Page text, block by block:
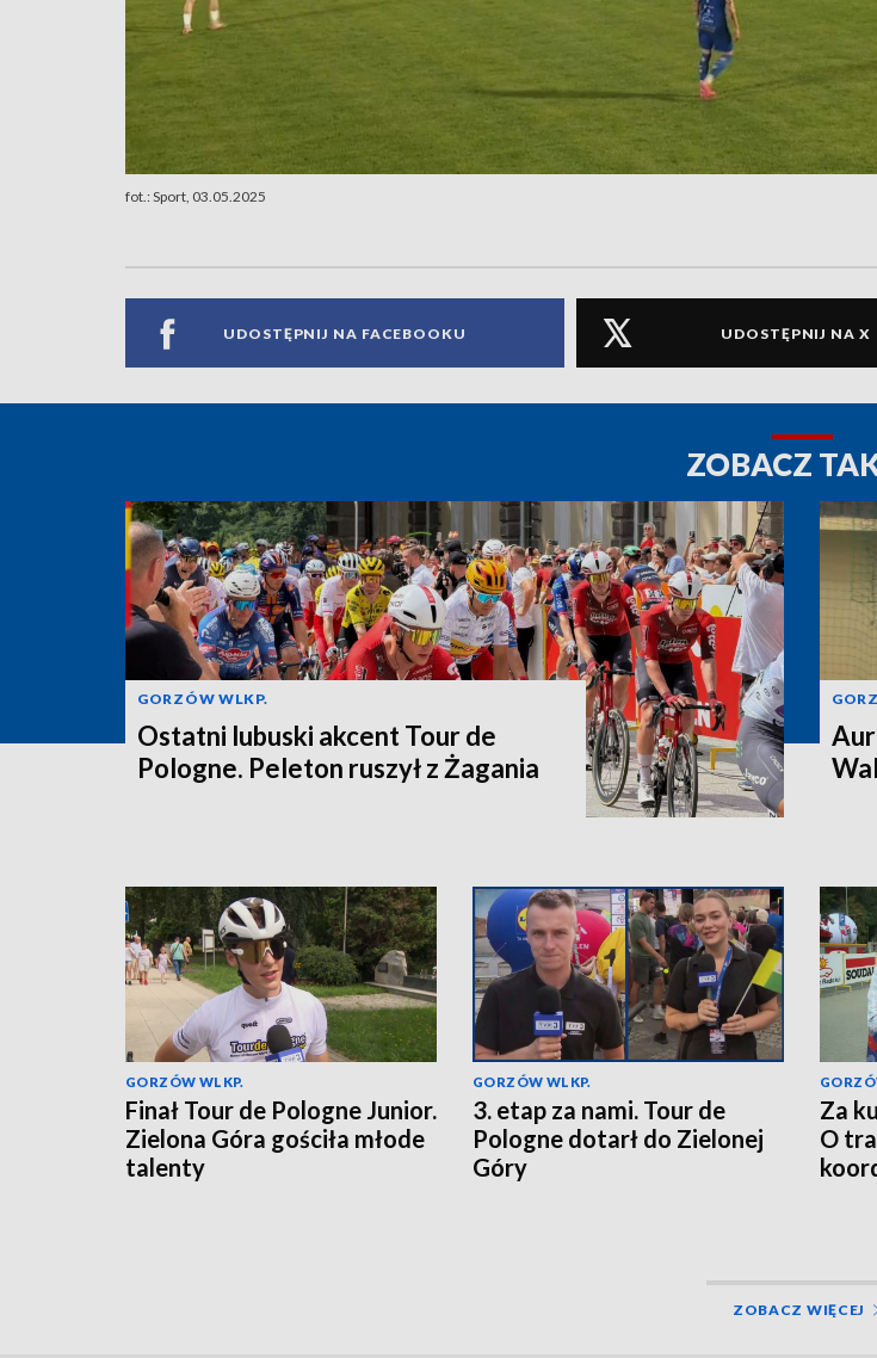
fot.: Sport, 03.05.2025
UDOSTĘPNIJ NA FACEBOOKU UDOSTĘPNIJ NA X
ZOBACZ
GORZÓW WLKP.
Ostatni lubuski akcent Tour de
Pologne. Peleton ruszył z Żagania
GORZÓW WLKP.
Finał Tour de Pologne Junior.
Zielona Góra gościła młode
talenty
GORZÓW WLKP.
3. etap za nami. Tour de
Pologne dotarł do Zielonej
Góry
Za
O
ZOBACZ WIĘCEJ